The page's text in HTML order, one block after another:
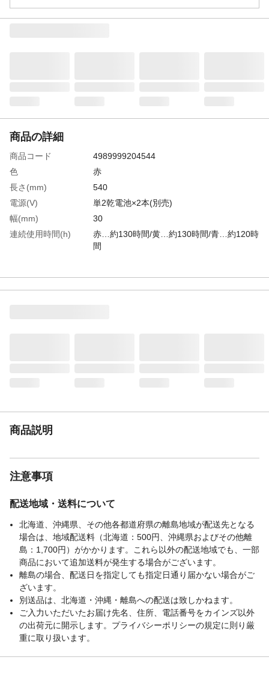
商品の詳細
商品コード
4989999204544
色
赤
長さ(mm)
540
電源(V)
単2乾電池×2本(別売)
幅(mm)
30
連続使用時間(h)
赤…約130時間/黄…約130時間/青…約120時
間
生産国
中国
重さ
143.000G
商品説明
注意事項
配送地域・送料について
北海道、沖縄県、その他各都道府県の離島地域が配送先となる
場合は、地域配送料（北海道：500円、沖縄県およびその他離
島：1,700円）がかかります。これら以外の配送地域でも、一部
商品において追加送料が発生する場合がございます。
離島の場合、配送日を指定しても指定日通り届かない場合がご
ざいます。
別送品は、北海道・沖縄・離島への配送は致しかねます。
ご入力いただいたお届け先名、住所、電話番号をカインズ以外
の出荷元に開示します。プライバシーポリシーの規定に則り厳
重に取り扱います。